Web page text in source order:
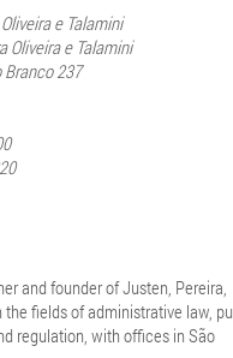
e Talamini
Oliveira e Talamini
Branco 237
and founder of Justen, Pereira,
the fields of administrative law,
regulation, with offices in São